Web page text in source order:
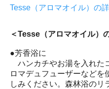
Tesse（アロマオイル）の
＜Tesse（アロマオイル）
●芳香浴に
ハンカチやお湯を入れた
ロマデュフューザーなどを
しみください。森林浴のリ